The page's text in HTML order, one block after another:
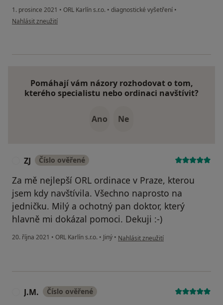
1. prosince 2021 • ORL Karlín s.r.o. • diagnostické vyšetření •
podle názoru uživatele S. P.
Nahlásit zneužití
Pomáhají vám názory rozhodovat o tom,
kterého specialistu nebo ordinaci navštívit?
Ano Ne
ZJ Číslo ověřené
Za mě nejlepší ORL ordinace v Praze, kterou
jsem kdy navštívila. Všechno naprosto na
jedničku. Milý a ochotný pan doktor, který
hlavně mi dokázal pomoci. Dekuji :-)
20. října 2021 • ORL Karlín s.r.o. • Jiný • podle názoru uživatele ZJ
Nahlásit zneužití
J.M. Číslo ověřené